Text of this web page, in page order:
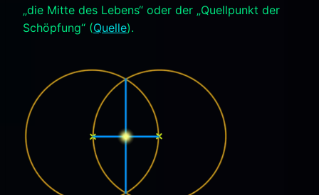
„die Mitte des Lebens“ oder der „Quellpunkt der
Schöpfung“ (Quelle).